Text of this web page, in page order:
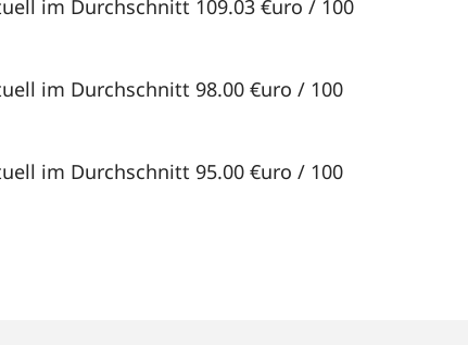
im Durchschnitt 109.03 €uro / 100
im Durchschnitt 98.00 €uro / 100
im Durchschnitt 95.00 €uro / 100